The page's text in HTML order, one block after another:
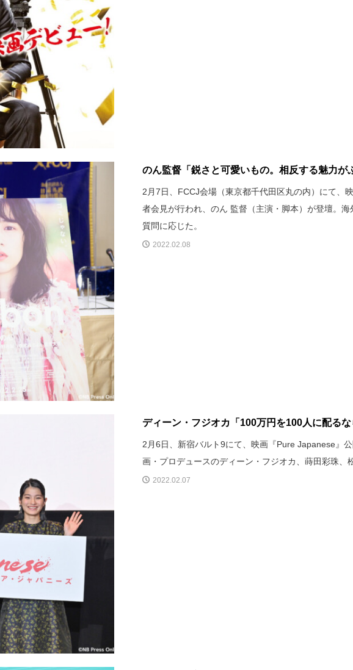
のん監督「鋭さと可愛いもの。相反する魅力が
2月7日、FCCJ会場（東京都千代田区丸の内）にて、
者会見が行われ、のん 監督（主演・脚本）が登壇。
質問に応じた。
2022.02.08
ディーン・フジオカ「100万円を100人に配る
2月6日、新宿バルト9にて、映画『Pure Japanese』
画・プロデュースのディーン・フジオカ、蒔田彩珠、
2022.02.07